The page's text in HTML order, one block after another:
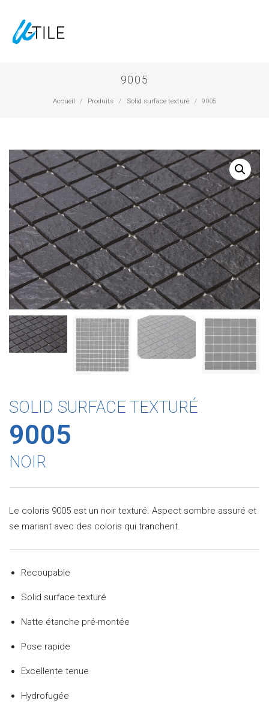
9005
Accueil / Produits / Solid surface texturé / 9005
SOLID SURFACE TEXTURÉ
9005
NOIR
Le coloris 9005 est un noir texturé. Aspect sombre assuré et
se mariant avec des coloris qui tranchent.
Recoupable
Solid surface texturé
Natte étanche pré-montée
Pose rapide
Excellente tenue
Hydrofugée